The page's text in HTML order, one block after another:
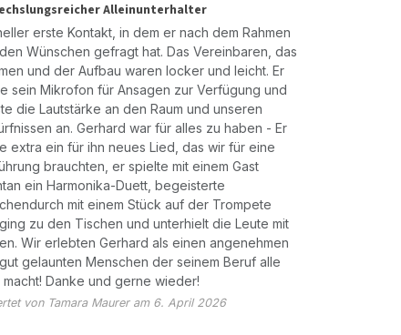
Alleinunterhalter
erste Kontakt, in dem er nach dem Rahmen
Wünschen gefragt hat. Das Vereinbaren, das
und der Aufbau waren locker und leicht. Er
sein Mikrofon für Ansagen zur Verfügung und
die Lautstärke an den Raum und unseren
an. Gerhard war für alles zu haben - Er
extra ein für ihn neues Lied, das wir für eine
brauchten, er spielte mit einem Gast
ein Harmonika-Duett, begeisterte
mit einem Stück auf der Trompete
zu den Tischen und unterhielt die Leute mit
Wir erlebten Gerhard als einen angenehmen
gelaunten Menschen der seinem Beruf alle
macht! Danke und gerne wieder!
von Tamara Maurer am 6. April 2026